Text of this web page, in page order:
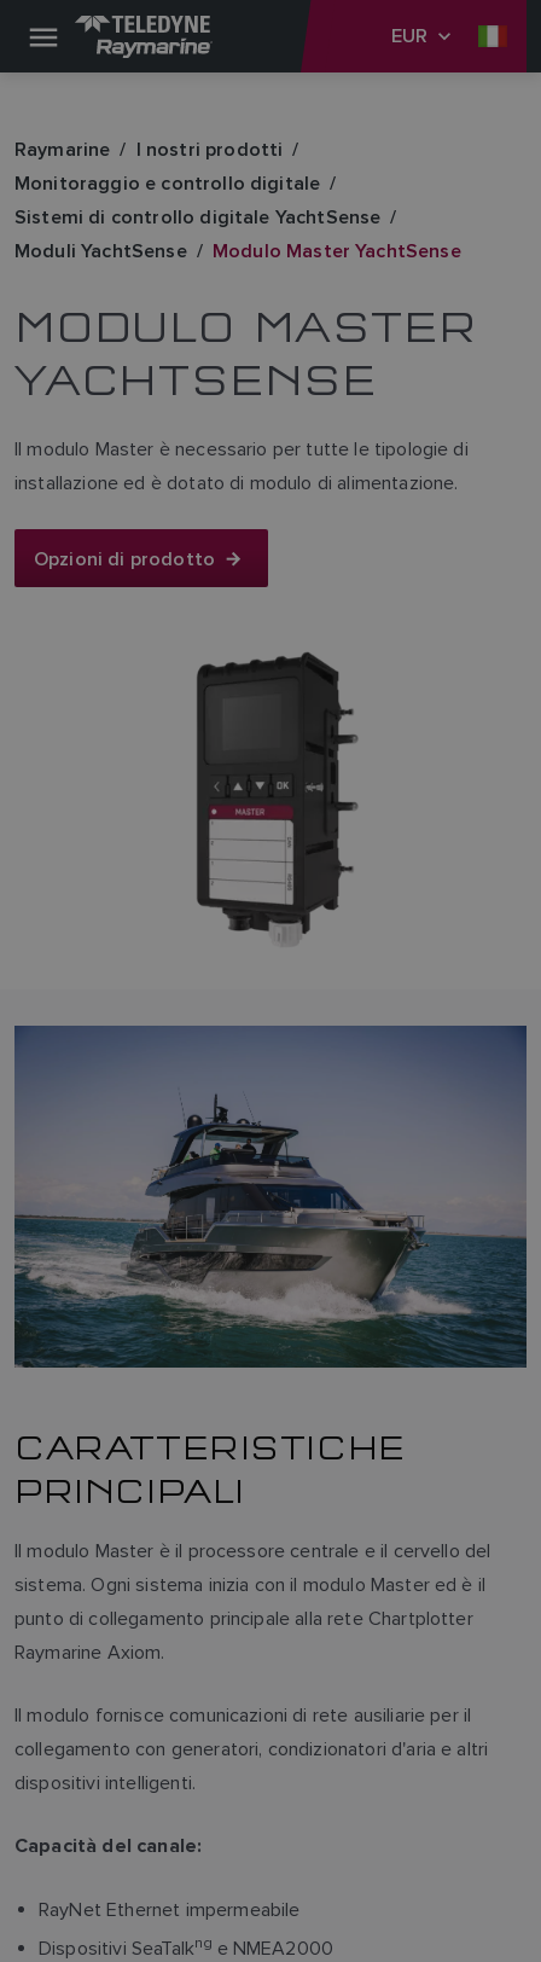
EUR
Raymarine
I nostri prodotti
Monitoraggio e controllo digitale
Sistemi di controllo digitale YachtSense
Moduli YachtSense
Modulo Master YachtSense
MODULO MASTER
YACHTSENSE
Il modulo Master è necessario per tutte le tipologie di
installazione ed è dotato di modulo di alimentazione.
Opzioni di prodotto
CARATTERISTICHE
PRINCIPALI
Il modulo Master è il processore centrale e il cervello del
sistema. Ogni sistema inizia con il modulo Master ed è il
punto di collegamento principale alla rete Chartplotter
Raymarine Axiom.
Il modulo fornisce comunicazioni di rete ausiliarie per il
collegamento con generatori, condizionatori d'aria e altri
dispositivi intelligenti.
Capacità del canale:
RayNet Ethernet impermeabile
Dispositivi SeaTalkng e NMEA2000